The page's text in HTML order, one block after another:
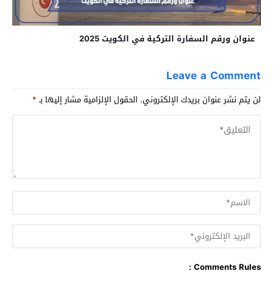
عنوان ورقم السفارة التركية في الكويت 2025
Leave a Comment
لن يتم نشر عنوان بريدك الإلكتروني. الحقول الإلزامية مشار إليها بـ*
Comments Rules :